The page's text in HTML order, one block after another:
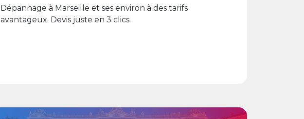
Dépannage à Marseille et ses environ à des tarifs
avantageux. Devis juste en 3 clics.